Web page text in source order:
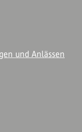
und Anlässen